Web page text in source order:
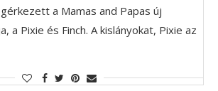
a Mamas and Papas új
a Pixie és Finch. A kislányokat, Pixie az